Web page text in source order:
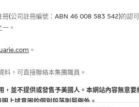
(公司註冊編號：ABN 46 008 583 542)的認
。
。
，可直接聯絡本集團職員。
並不提供或發售予美國人。本網站內容無意要
上述意圖的個別段落則屬例外。